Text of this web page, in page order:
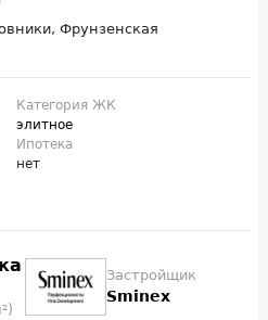
Фрунзенская
Категория ЖК
элитное
Ипотека
нет
Застройщик
Sminex